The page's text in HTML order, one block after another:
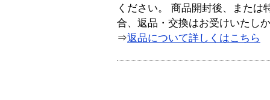
ください。 商品開封後、または
合、返品・交換はお受けいたし
⇒返品について詳しくはこちら